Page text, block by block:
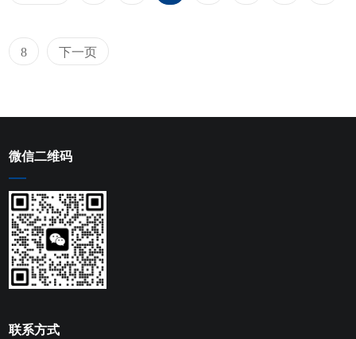
8 下一页
微信二维码
联系方式